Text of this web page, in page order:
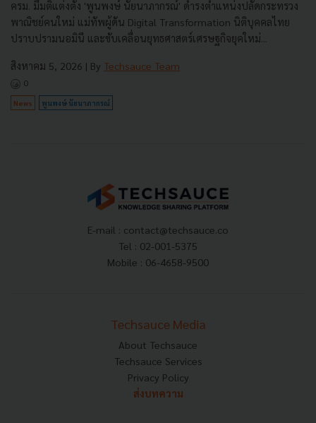
ครม. มีมติแต่งตั้ง 'พูนพงษ์ นัยนาภากรณ์' ดำรงตำแหน่งปลัดกระทรวง
พาณิชย์คนใหม่ แม่ทัพผู้ดัน Digital Transformation นิติบุคคลไทย
ปราบปรามนอมินี และขับเคลื่อนยุทธศาสตร์เศรษฐกิจยุคใหม่...
สิงหาคม 5, 2026 | By Techsauce Team
0
News พูนพงษ์ นัยนาภากรณ์
E-mail : contact@techsauce.co
Tel : 02-001-5375
Mobile : 06-4658-9500
Techsauce Media
About Techsauce
Techsauce Services
Privacy Policy
ส่งบทความ